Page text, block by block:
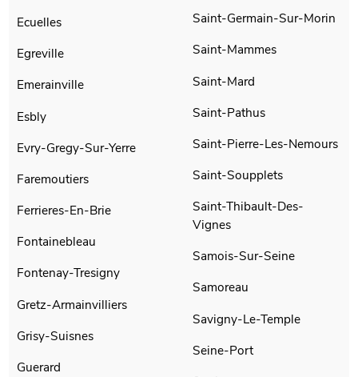
Ecuelles
Egreville
Emerainville
Esbly
Evry-Gregy-Sur-Yerre
Faremoutiers
Ferrieres-En-Brie
Fontainebleau
Fontenay-Tresigny
Gretz-Armainvilliers
Grisy-Suisnes
Guerard
Saint-Germain-Sur-Morin
Saint-Mammes
Saint-Mard
Saint-Pathus
Saint-Pierre-Les-Nemours
Saint-Soupplets
Saint-Thibault-Des-
Vignes
Samois-Sur-Seine
Samoreau
Savigny-Le-Temple
Seine-Port